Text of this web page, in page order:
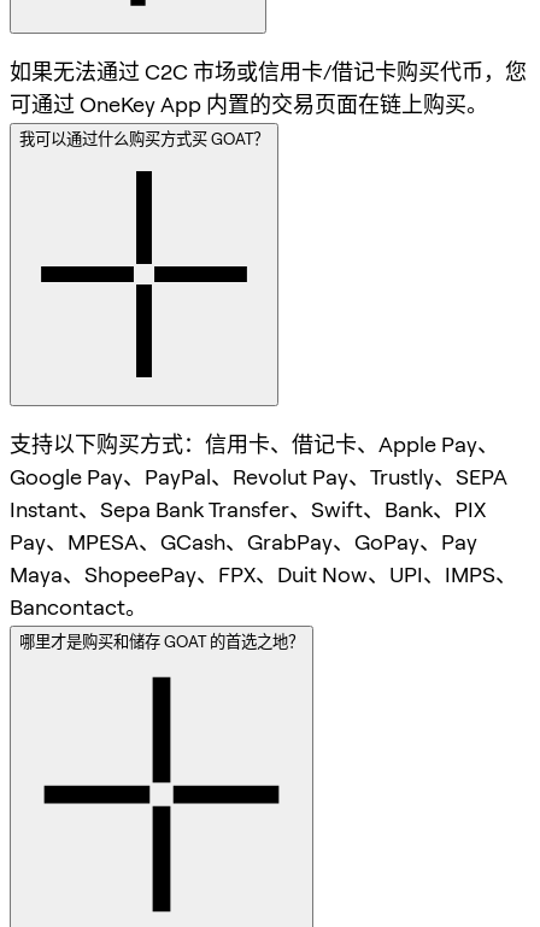
如果无法通过 C2C 市场或信用卡/借记卡购买代币，您
可通过 OneKey App 内置的交易页面在链上购买。
我可以通过什么购买方式买 GOAT？
支持以下购买方式：信用卡、借记卡、Apple Pay、
Google Pay、PayPal、Revolut Pay、Trustly、SEPA
Instant、Sepa Bank Transfer、Swift、Bank、PIX
Pay、MPESA、GCash、GrabPay、GoPay、Pay
Maya、ShopeePay、FPX、Duit Now、UPI、IMPS、
Bancontact。
哪里才是购买和储存 GOAT 的首选之地？